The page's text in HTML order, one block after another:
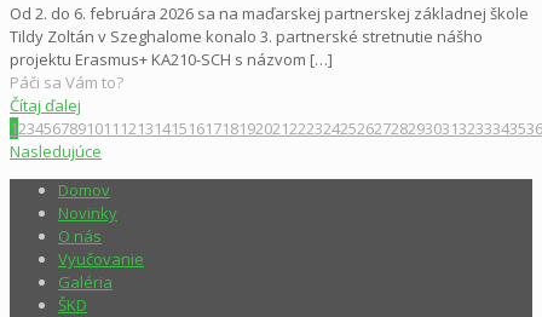
Od 2. do 6. februára 2026 sa na maďarskej partnerskej základnej škole
Tildy Zoltán v Szeghalome konalo 3. partnerské stretnutie nášho
projektu Erasmus+ KA210-SCH s názvom […]
Páči sa Vám to?
Čítaj ďalej
1234567891011 12131415161718192021222324252627282930313233343536
Nasledujúce
Domov
Novinky
O nás
Vyučovanie
Galéria
ŠKD